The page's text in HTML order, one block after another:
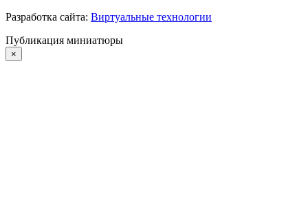
Разработка сайта: Виртуальные технологии
Публикация миниатюры
×